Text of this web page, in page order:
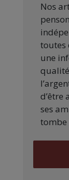
Nos
toutes
une
d’être
ses
tombe